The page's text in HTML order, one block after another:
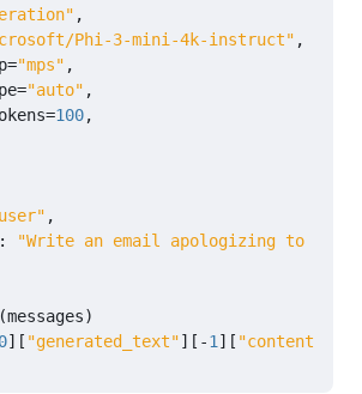
,
Phi-3-mini-4k-instruct" ,
="mps" ,
="auto" ,
=100,
,
:
"Write an email apologizing to
(messages)
0][ "generated_text"][ -1 ][ "content"